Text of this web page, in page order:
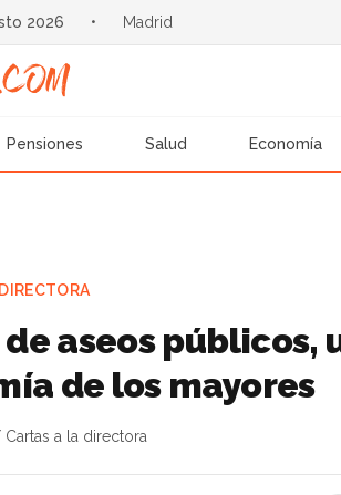
2026 • Madrid
Pensiones Salud Economía
aseos públicos,
de los mayores
Cartas a la directora